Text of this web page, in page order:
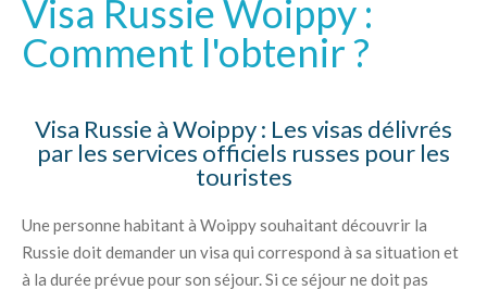
Visa Russie Woippy :
Comment l'obtenir ?
Visa Russie à Woippy : Les visas délivrés
par les services officiels russes pour les
touristes
Une personne habitant à Woippy souhaitant découvrir la
Russie doit demander un visa qui correspond à sa situation et
à la durée prévue pour son séjour. Si ce séjour ne doit pas